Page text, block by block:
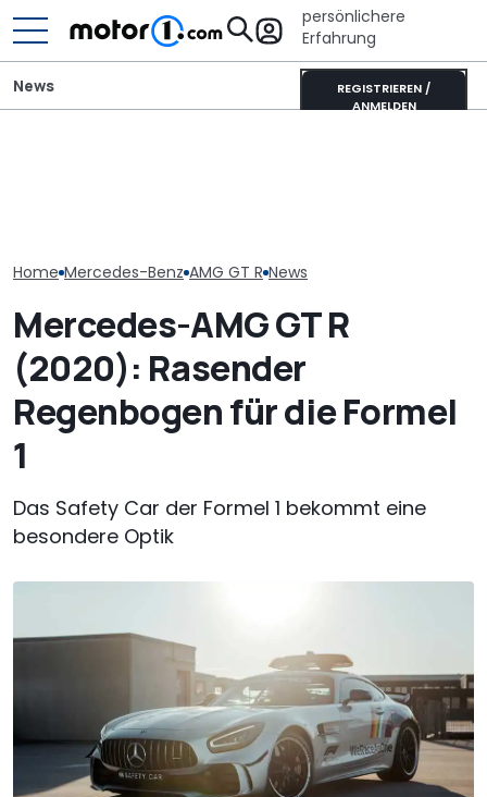
persönlichere
Erfahrung
REGISTRIEREN /
ANMELDEN
News
Home Mercedes-Benz AMG GT R News
Mercedes-AMG GT R
(2020): Rasender
Regenbogen für die Formel
1
Das Safety Car der Formel 1 bekommt eine
besondere Optik